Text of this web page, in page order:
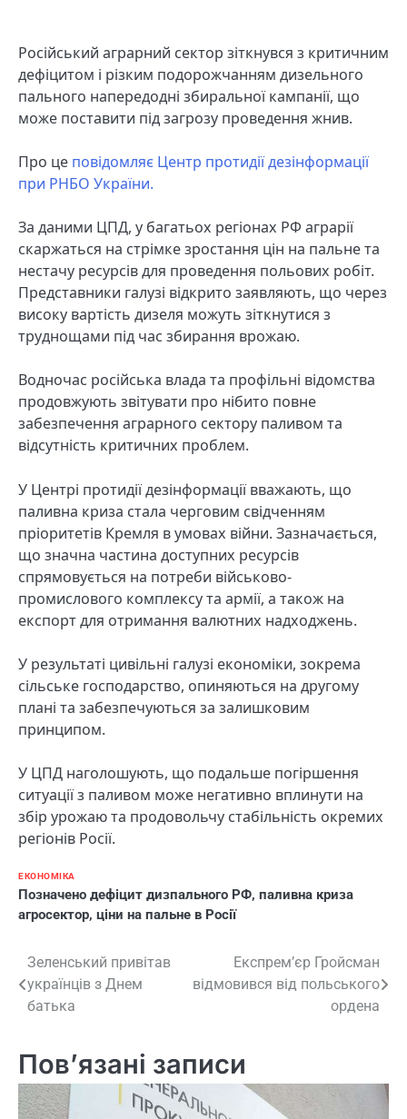
Російський аграрний сектор зіткнувся з критичним
дефіцитом і різким подорожчанням дизельного
пального напередодні збиральної кампанії, що
може поставити під загрозу проведення жнив.
Про це повідомляє Центр протидії дезінформації
при РНБО України.
За даними ЦПД, у багатьох регіонах РФ аграрії
скаржаться на стрімке зростання цін на пальне та
нестачу ресурсів для проведення польових робіт.
Представники галузі відкрито заявляють, що через
високу вартість дизеля можуть зіткнутися з
труднощами під час збирання врожаю.
Водночас російська влада та профільні відомства
продовжують звітувати про нібито повне
забезпечення аграрного сектору паливом та
відсутність критичних проблем.
У Центрі протидії дезінформації вважають, що
паливна криза стала черговим свідченням
пріоритетів Кремля в умовах війни. Зазначається,
що значна частина доступних ресурсів
спрямовується на потреби військово-
промислового комплексу та армії, а також на
експорт для отримання валютних надходжень.
У результаті цивільні галузі економіки, зокрема
сільське господарство, опиняються на другому
плані та забезпечуються за залишковим
принципом.
У ЦПД наголошують, що подальше погіршення
ситуації з паливом може негативно вплинути на
збір урожаю та продовольчу стабільність окремих
регіонів Росії.
ЕКОНОМІКА
Позначено дефіцит дизпального РФ, паливна криза
агросектор, ціни на пальне в Росії
Навігація
записів
Зеленський привітав
українців з Днем
батька
Експрем’єр Гройсман
відмовився від польського
ордена
Пов’язані записи